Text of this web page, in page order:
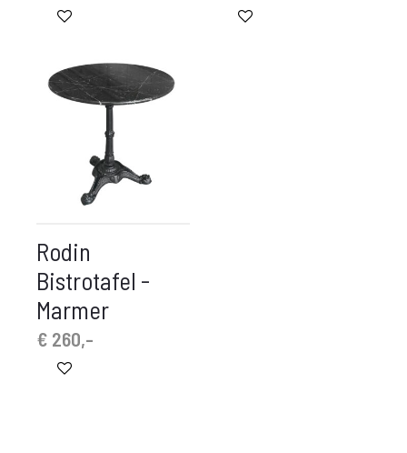
Rodin
Bistrotafel -
Marmer
€ 260,-